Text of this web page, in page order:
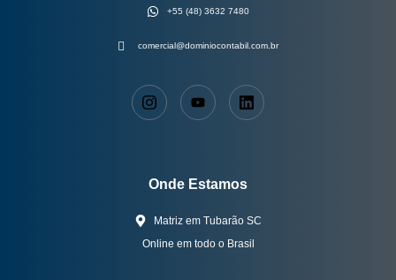
+55 (48) 3632 7480
comercial@dominiocontabil.com.br
Onde Estamos
Matriz em Tubarão SC
Online em todo o Brasil